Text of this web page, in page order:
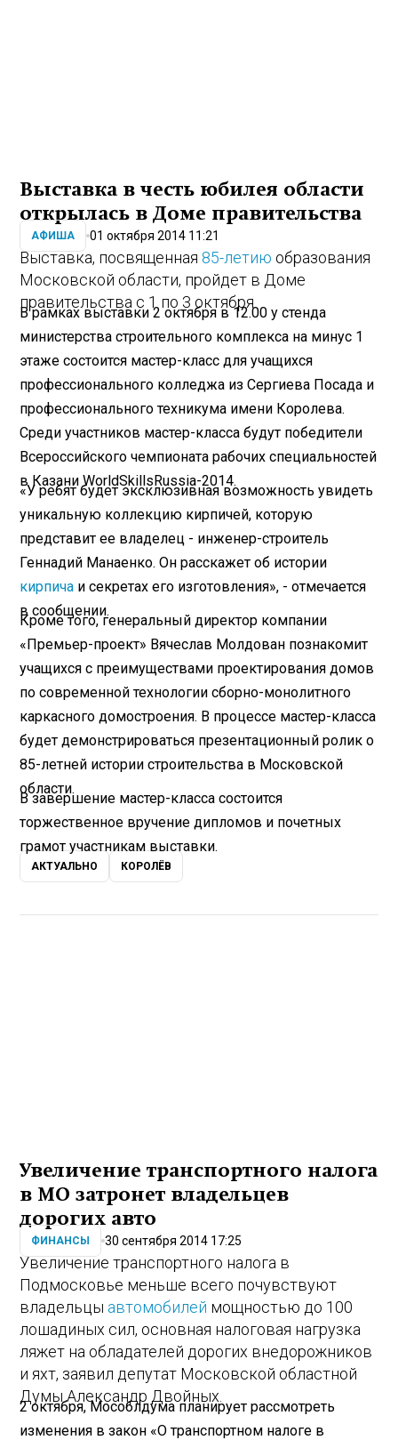
Выставка в честь юбилея области
открылась в Доме правительства
АФИША 01 октября 2014 11:21
Выставка, посвященная 85-летию образования
Московской области, пройдет в Доме
правительства с 1 по 3 октября.
В рамках выставки 2 октября в 12.00 у стенда
министерства строительного комплекса на минус 1
этаже состоится мастер-класс для учащихся
профессионального колледжа из Сергиева Посада и
профессионального техникума имени Королева.
Среди участников мастер-класса будут победители
Всероссийского чемпионата рабочих специальностей
в Казани WorldSkillsRussia-2014.
«У ребят будет эксклюзивная возможность увидеть
уникальную коллекцию кирпичей, которую
представит ее владелец - инженер-строитель
Геннадий Манаенко. Он расскажет об истории
кирпича и секретах его изготовления», - отмечается
в сообщении.
Кроме того, генеральный директор компании
«Премьер-проект» Вячеслав Молдован познакомит
учащихся с преимуществами проектирования домов
по современной технологии сборно-монолитного
каркасного домостроения. В процессе мастер-класса
будет демонстрироваться презентационный ролик о
85-летней истории строительства в Московской
области.
В завершение мастер-класса состоится
торжественное вручение дипломов и почетных
грамот участникам выставки.
АКТУАЛЬНО КОРОЛЁВ
Увеличение транспортного налога
в МО затронет владельцев
дорогих авто
ФИНАНСЫ 30 сентября 2014 17:25
Увеличение транспортного налога в
Подмосковье меньше всего почувствуют
владельцы автомобилей мощностью до 100
лошадиных сил, основная налоговая нагрузка
ляжет на обладателей дорогих внедорожников
и яхт, заявил депутат Московской областной
Думы Александр Двойных.
2 октября, Мособлдума планирует рассмотреть
изменения в закон «О транспортном налоге в